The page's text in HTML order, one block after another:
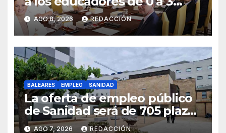
años y pagará sus nóminas
AGO 8, 2026 REDACCIÓN
BALEARES EMPLEO SANIDAD
La oferta de empleo público
de Sanidad será de 705 plazas
en 2026
AGO 7, 2026 REDACCIÓN